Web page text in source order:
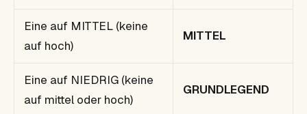
Eine auf MITTEL (keine
auf hoch)
MITTEL
Eine auf NIEDRIG (keine
auf mittel oder hoch)
GRUNDLEGEND